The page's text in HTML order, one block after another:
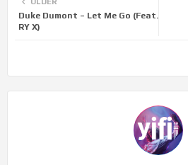
tte
Duke Dumont – Let Me Go (Feat.
RY X)